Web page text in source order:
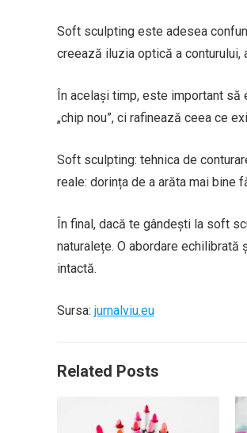
Soft sculpting este adesea
creează iluzia optică a
În același timp, este important
„chip nou”, ci rafinează ceea ce
Soft sculpting: tehnica de
reale: dorința de a arăta mai bine
În final, dacă te gândești la soft
naturalețe. O abordare
intactă.
Sursa: jurnalviu.eu
Related Posts